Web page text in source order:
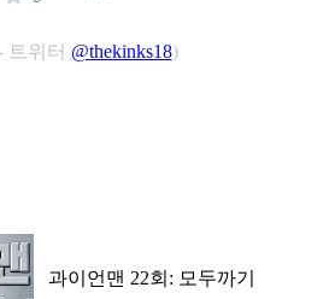
트위터 @thekinks18)
과이언맨 22회: 모두까기